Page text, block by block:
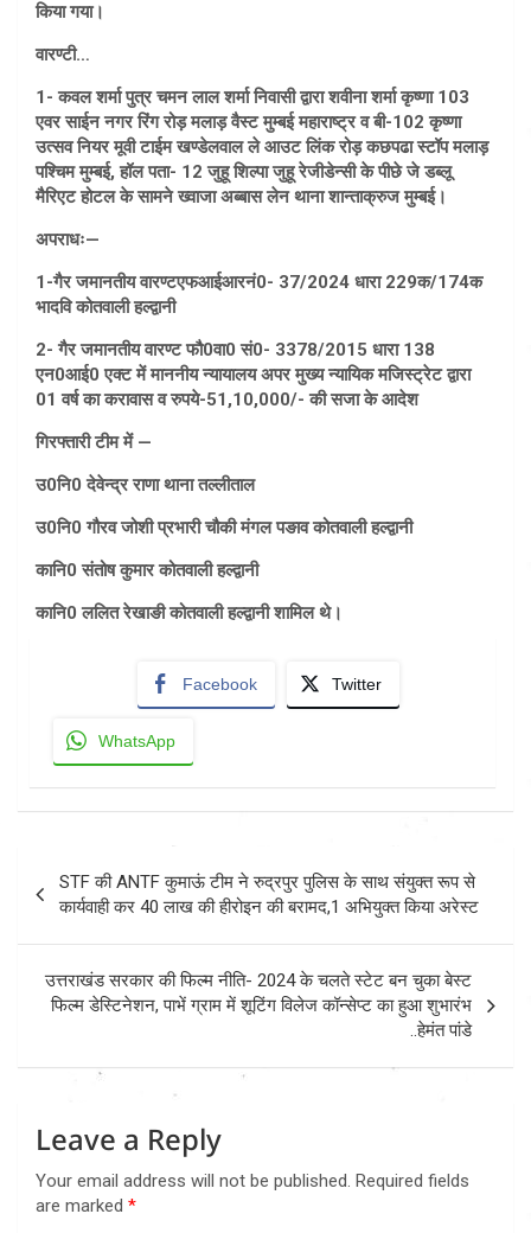
किया गया।
वारण्टी…
1- कवल शर्मा पुत्र चमन लाल शर्मा निवासी द्वारा शवीना शर्मा कृष्णा 103
एवर साईन नगर रिंग रोड़ मलाड़ वैस्ट मुम्बई महाराष्ट्र व बी-102 कृष्णा
उत्सव नियर मूवी टाईम खण्डेलवाल ले आउट लिंक रोड़ कछपढा स्टॉप मलाड़
पश्चिम मुम्बई, हॉल पता- 12 जुहू शिल्पा जुहू रेजीडेन्सी के पीछे जे डब्लू
मैरिएट होटल के सामने ख्वाजा अब्बास लेन थाना शान्ताक्रुज मुम्बई।
अपराधः—
1-गैर जमानतीय वारण्टएफआईआरनं0- 37/2024 धारा 229क/174क
भादवि कोतवाली हल्द्वानी
2- गैर जमानतीय वारण्ट फौ0वा0 सं0- 3378/2015 धारा 138
एन0आई0 एक्ट में माननीय न्यायालय अपर मुख्य न्यायिक मजिस्ट्रेट द्वारा
01 वर्ष का करावास व रुपये-51,10,000/- की सजा के आदेश
गिरफ्तारी टीम में —
उ0नि0 देवेन्द्र राणा थाना तल्लीताल
उ0नि0 गौरव जोशी प्रभारी चौकी मंगल पङाव कोतवाली हल्द्वानी
कानि0 संतोष कुमार कोतवाली हल्द्वानी
कानि0 ललित रेखाङी कोतवाली हल्द्वानी शामिल थे।
Facebook Twitter
WhatsApp
Post
navigation
STF की ANTF कुमाऊं टीम ने रुद्रपुर पुलिस के साथ संयुक्त रूप से
कार्यवाही कर 40 लाख की हीरोइन की बरामद,1 अभियुक्त किया अरेस्ट
उत्तराखंड सरकार की फिल्म नीति- 2024 के चलते स्टेट बन चुका बेस्ट
फिल्म डेस्टिनेशन, पाभें ग्राम में शूटिंग विलेज कॉन्सेप्ट का हुआ शुभारंभ
..हेमंत पांडे
Leave a Reply
Your email address will not be published. Required fields
are marked *